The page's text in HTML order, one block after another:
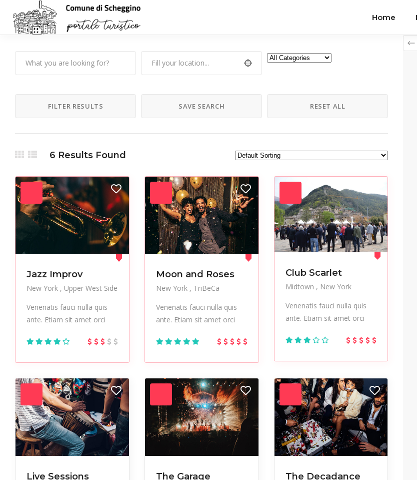
Home
FILTER RESULTS SAVE SEARCH RESET ALL
6 Results Found
Jazz Improv
New York
Upper West Side
Venenatis fauci nulla quis
ante. Etiam sit amet orci
Moon and Roses
New York
TriBeCa
Venenatis fauci nulla quis
ante. Etiam sit amet orci
Club Scarlet
Midtown
New York
Venenatis fauci nulla quis
ante. Etiam sit amet orci
Live Sessions The Garage The Decadance